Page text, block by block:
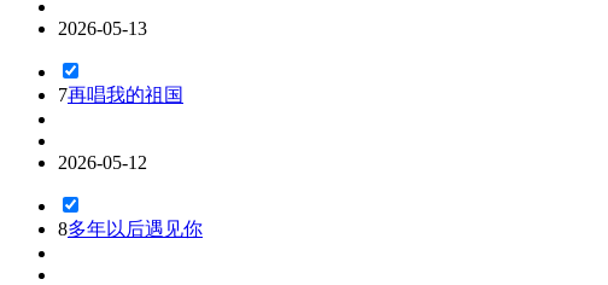
2026-05-13
7再唱我的祖国
2026-05-12
8多年以后遇见你